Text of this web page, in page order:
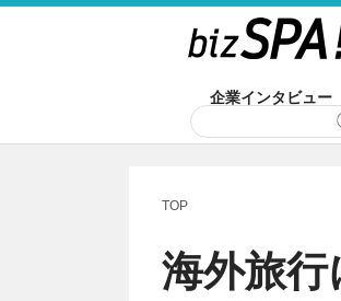
企業インタビュー
TOP
海外旅